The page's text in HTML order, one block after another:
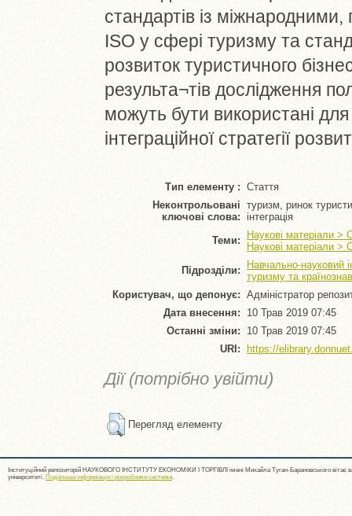
стандартів із
ISO у сфері туризму та
розвиток туристичного
результа¬тів дослідження
можуть бути використані
інтеграційної стратегії
Тип елементу : Стаття
Неконтрольовані
ключові слова:
туризм, ринок
інтеграція
Теми:
Наукові матеріали >
Наукові матеріали >
Підрозділи:
Навчально-науковий
туризму та
Користувач, що депонує: Адміністратор
Дата внесення: 10 Трав 2019 07:45
Останні зміни:
10 Трав 2019 07:45
URI:
https://
Дії (потрібно увійти)
Перегляд елементу
Інституційний репозиторій НАУКОВОГО ІНСТИТУТУ ЕКОНОМІКИ І ТОРГІВЛІ імені Михайла Туган-Барановського вітає
університеті. Подальша інформація і розробники системи